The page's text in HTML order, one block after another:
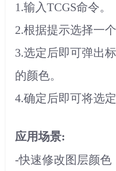
1.输入TCGS命令。
2.根据提示选择一
3.选定后即可弹出
的颜色。
4.确定后即可将选
应用场景:
-快速修改图层颜色